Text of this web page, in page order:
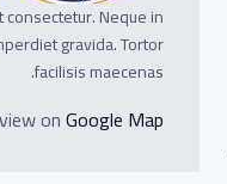
Neque in
gravida. Tortor
facilisis maecenas.
onGoogle Map